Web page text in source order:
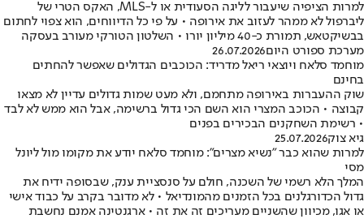
למרות הציפיה שיעבור לליגה הסעודית או ל-MLS, האקס הטרי של
ליברפול לא ממהר לעזוב את אירופה • על פי כל הדיווחים, הוא צפוי לחתום
בבשיקטאש, תמורת כ-40 מיליון יורו • השלטון הטורקי מעורב בעסקה
מערכת ספורט היום26.07.2026
מוחמד סלאח ויוצאי ריאל מדריד: הכוכבים הגדולים שאפשר להחתים
בחינם
שוק ההעברות באירופה מתחמם, ולא מעט שמות גדולים עדיין לא מצאו
קבוצה • הכוכב המצרי הוא השם הכי גדול ברשימה, אבל הוא ממש לא לבד
• רשימת השחקנים הבכירים בפנים
גיא צוק25.07.2026
למרות שהוא כבר "נשיא מצרים": מוחמד סלאח יודע את מקומו מול ליונל
מסי
המלך הלא רשמי של השכנה, חולם על סנסציית ענק, שבסופה ידיח את
גדול הכדורגלנים בכל הזמנים מהמונדיאל • לא מדובר בקרב על כבוד אישי
או אגו, מכיוון שהשניים מעריכים זה את זה • ארגנטינה אמנם נחשבת